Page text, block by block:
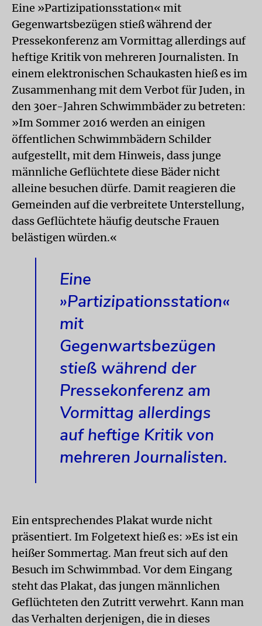
Eine »Partizipationsstation« mit
Gegenwartsbezügen stieß während der
Pressekonferenz am Vormittag allerdings auf
heftige Kritik von mehreren Journalisten. In
einem elektronischen Schaukasten hieß es im
Zusammenhang mit dem Verbot für Juden, in
den 30er-Jahren Schwimmbäder zu betreten:
»Im Sommer 2016 werden an einigen
öffentlichen Schwimmbädern Schilder
aufgestellt, mit dem Hinweis, dass junge
männliche Geflüchtete diese Bäder nicht
alleine besuchen dürfe. Damit reagieren die
Gemeinden auf die verbreitete Unterstellung,
dass Geflüchtete häufig deutsche Frauen
belästigen würden.«
Eine
»Partizipationsstation«
mit
Gegenwartsbezügen
stieß während der
Pressekonferenz am
Vormittag allerdings
auf heftige Kritik von
mehreren Journalisten.
Ein entsprechendes Plakat wurde nicht
präsentiert. Im Folgetext hieß es: »Es ist ein
heißer Sommertag. Man freut sich auf den
Besuch im Schwimmbad. Vor dem Eingang
steht das Plakat, das jungen männlichen
Geflüchteten den Zutritt verwehrt. Kann man
das Verhalten derjenigen, die in dieses